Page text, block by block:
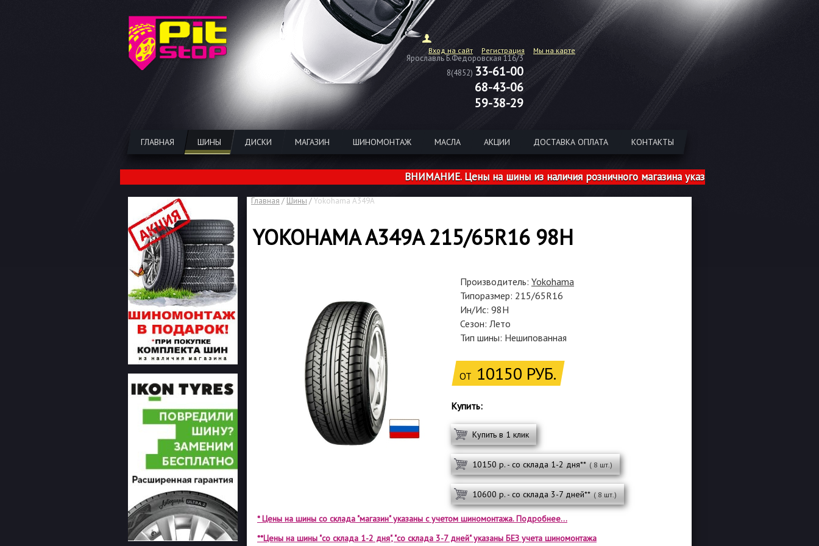
Вход на сайт Регистрация Мы на карте
Ярославль Б.Федоровская 116/3
8(4852) 33-61-00
68-43-06
59-38-29
ГЛАВНАЯ ШИНЫ ДИСКИ МАГАЗИН ШИНОМОНТАЖ МАСЛА АКЦИИ ДОСТАВКА ОПЛАТА КОНТАКТЫ
ВНИМАНИЕ. Цены на шины из наличия розничного магазина указаны с учетом шиномонтажа!
Главная / Шины /Yokohama A349A
YOKOHAMA A349A 215/65R16 98H
Производитель: Yokohama
Типоразмер: 215/65R16
Ин/Ис: 98H
Сезон: Лето
Тип шины: Нешипованная
ОТ 10150 РУБ.
Купить:
Купить в 1 клик
10150 р. - со склада 1-2 дня** ( 8 шт.)
10600 р. - со склада 3-7 дней** ( 8 шт.)
* Цены на шины со склада "магазин" указаны с учетом шиномонтажа. Подробнее...
**Цены на шины "со склада 1-2 дня", "со склада 3-7 дней" указаны БЕЗ учета шиномонтажа